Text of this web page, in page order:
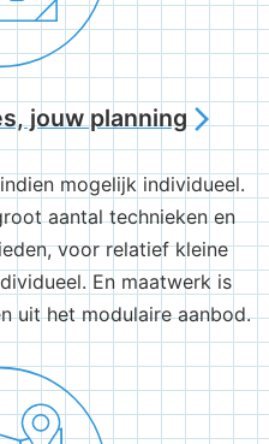
jouw planningarrow_forward_ios
mogelijk individueel.
aantal technieken en
voor relatief kleine
En maatwerk is
uit het modulaire aanbod.